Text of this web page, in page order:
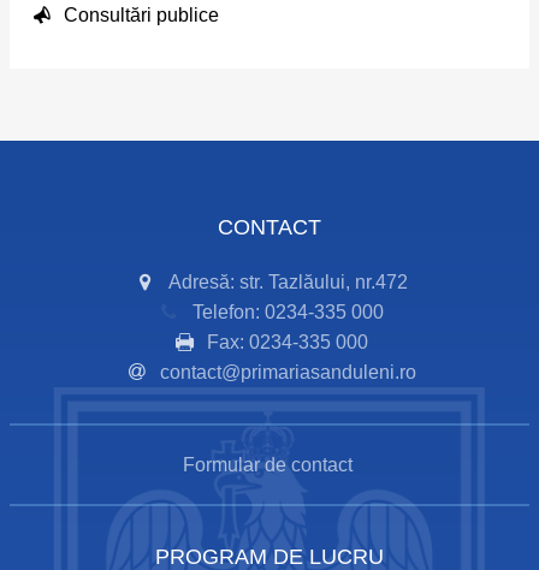
Consultări publice
CONTACT
Adresă: str. Tazlăului, nr.472
Telefon: 0234-335 000
Fax: 0234-335 000
contact@primariasanduleni.ro
Formular de contact
PROGRAM DE LUCRU